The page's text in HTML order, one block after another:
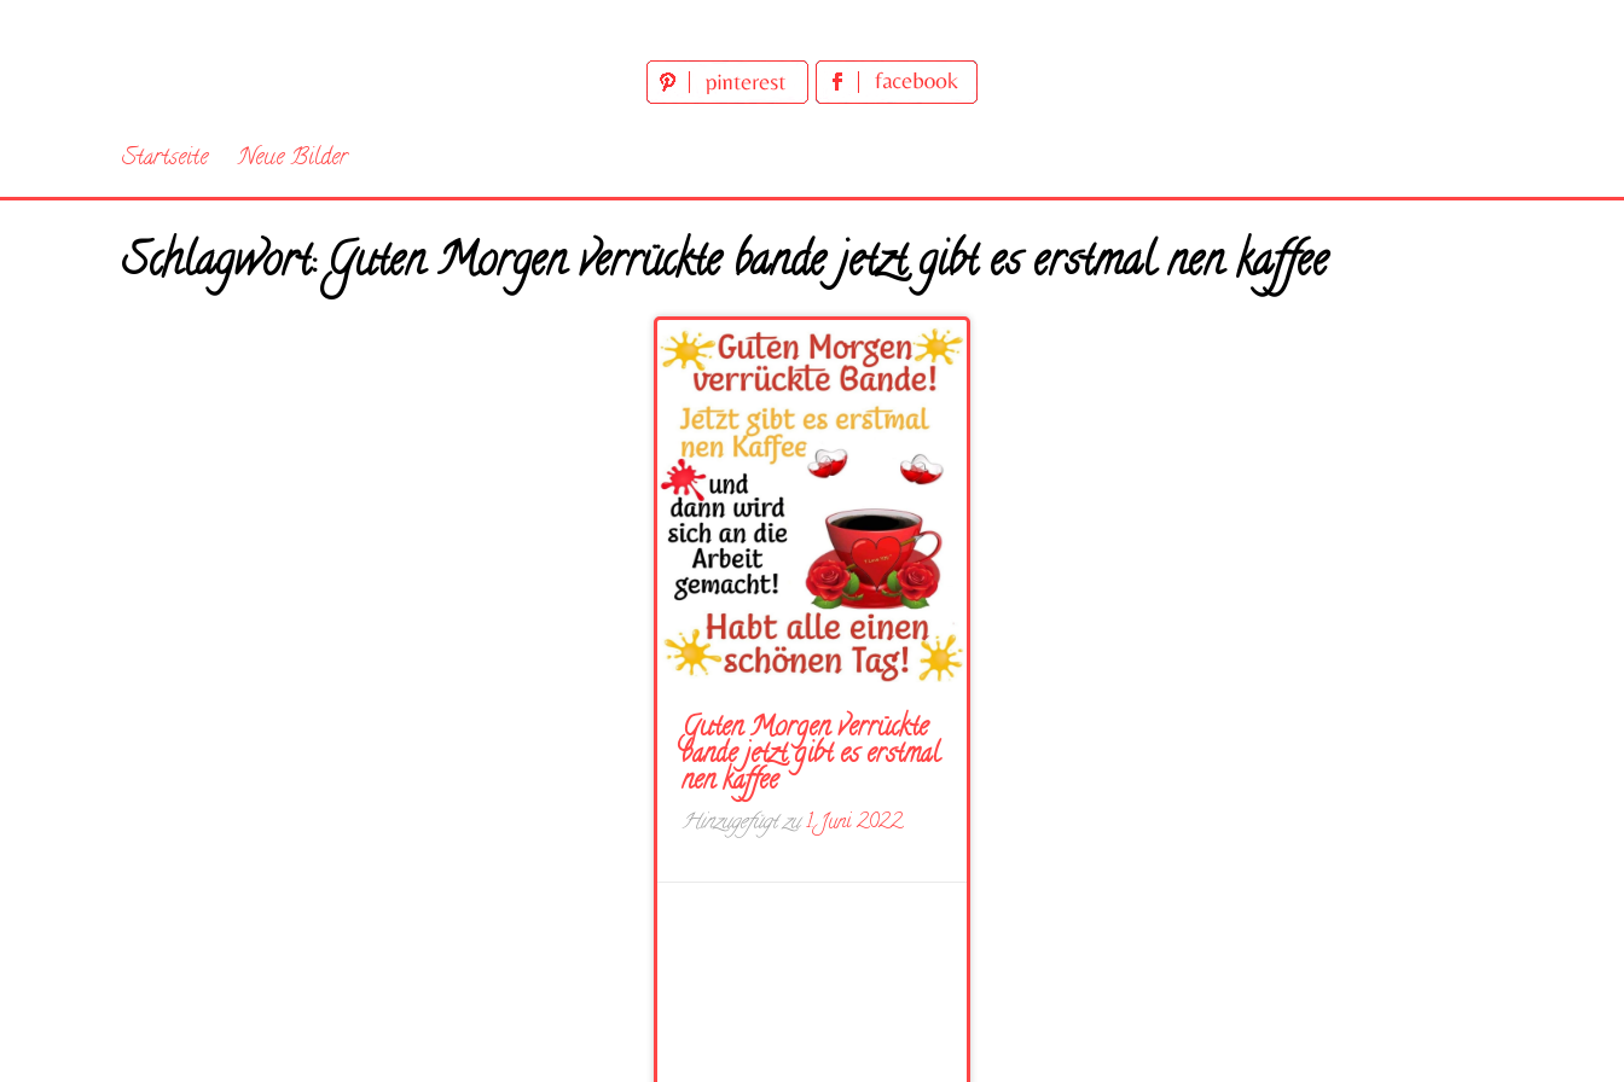
Startseite Neue Bilder
Schlagwort:Guten Morgen verrückte bande jetzt gibt es erstmal nen kaffee
Guten Morgen verrückte
bande jetzt gibt es erstmal
nen kaffee
Hinzugefügt zu1. Juni 2022